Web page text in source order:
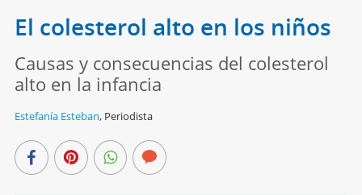
El colesterol alto en los niños
Causas y consecuencias del colesterol
alto en la infancia
Estefanía Esteban, Periodista